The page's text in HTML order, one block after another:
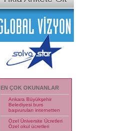
EN ÇOK OKUNANLAR
Ankara Büyükşehir
Belediyesi burs
başvuruları internetten
Özel Üniversite Ücretleri
Özel okul ücretleri